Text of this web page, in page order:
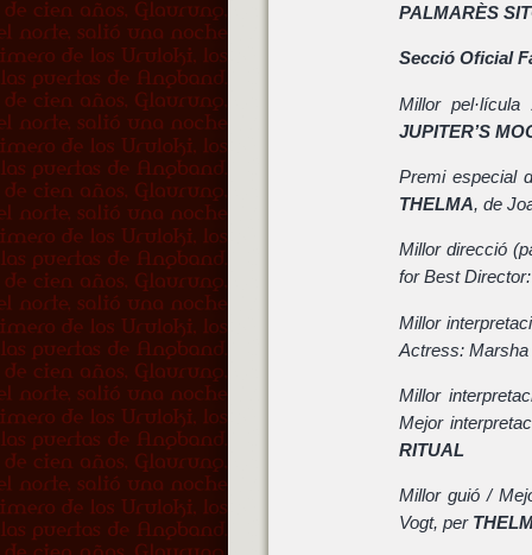
PALMARÈS
Secció Oficial
Millor
JUPITER’S
Premi especial
THELMA, de
Millor direcció
for Best
Millor
Actress:
Millor
Mejor
RITUAL
Millor guió /
Vogt, per